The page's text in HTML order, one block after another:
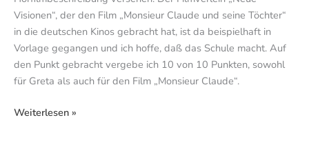
Visionen“, der den Film „Monsieur Claude und seine Töchter“
in die deutschen Kinos gebracht hat, ist da beispielhaft in
Vorlage gegangen und ich hoffe, daß das Schule macht. Auf
den Punkt gebracht vergebe ich 10 von 10 Punkten, sowohl
für Greta als auch für den Film „Monsieur Claude“.
Weiterlesen »